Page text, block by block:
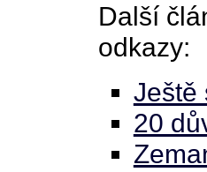
Další
odkazy:
Ještě
20